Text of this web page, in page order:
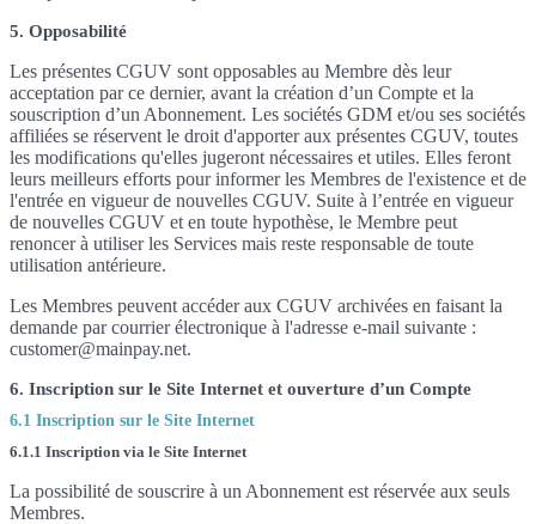
5. Opposabilité
Les présentes CGUV sont opposables au Membre dès leur
acceptation par ce dernier, avant la création d’un Compte et la
souscription d’un Abonnement. Les sociétés GDM et/ou ses sociétés
affiliées se réservent le droit d'apporter aux présentes CGUV, toutes
les modifications qu'elles jugeront nécessaires et utiles. Elles feront
leurs meilleurs efforts pour informer les Membres de l'existence et de
l'entrée en vigueur de nouvelles CGUV. Suite à l’entrée en vigueur
de nouvelles CGUV et en toute hypothèse, le Membre peut
renoncer à utiliser les Services mais reste responsable de toute
utilisation antérieure.
Les Membres peuvent accéder aux CGUV archivées en faisant la
demande par courrier électronique à l'adresse e-mail suivante :
customer@mainpay.net.
6. Inscription sur le Site Internet et ouverture d’un Compte
6.1 Inscription sur le Site Internet
6.1.1 Inscription via le Site Internet
La possibilité de souscrire à un Abonnement est réservée aux seuls
Membres.